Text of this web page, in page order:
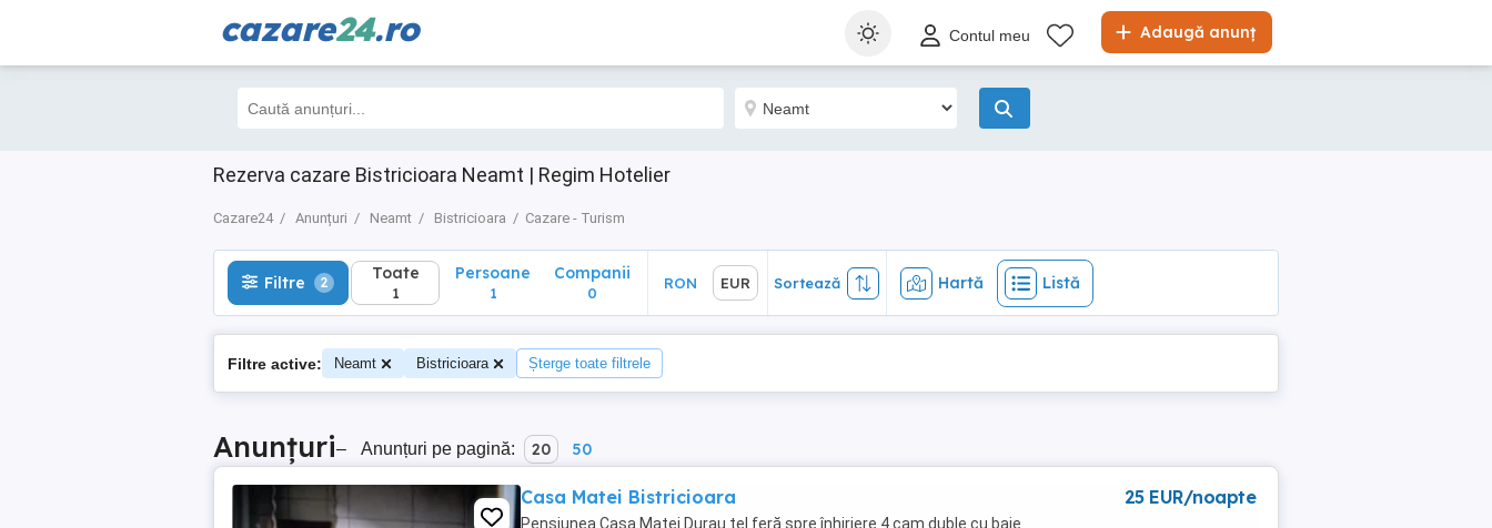
cazare24.ro Adaugă anunț
Contul meu
Rezerva cazare Bistricioara Neamt | Regim Hotelier
Cazare24 Anunțuri Neamt Bistricioara Cazare - Turism
Filtre 2 Toate
1
Hartă Listă
Filtre 2 Toate
1
Persoane
1
Companii
0
RON EUR Sortează Hartă Listă
Filtre active: Neamt Bistricioara Șterge toate filtrele
Anunțuri– Anunțuri pe pagină: 20 50
Casa Matei Bistricioara
Pensiunea Casa Matei Durau tel feră spre înhiriere 4 cam duble cu baie
25 EUR/noapte